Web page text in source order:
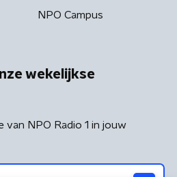
NPO Campus
wekelijkse
NPO Radio 1 in jouw